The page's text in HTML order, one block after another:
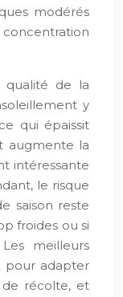
modérés
qualité de la
y
qui épaissit
augmente la
intéressante
le risque
saison reste
froides ou si
meilleurs
pour adapter
de récolte, et